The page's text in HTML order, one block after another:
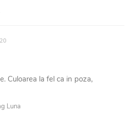
Culoarea la fel ca in poza,
Luna